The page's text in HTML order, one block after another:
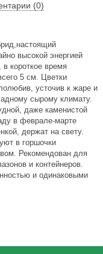
(0)
высокой энергией
в короткое время
5 см. Цветки
усточив к жаре и
сырому климату.
даже каменистой
в феврале-марте
держат на свету.
в горшочки
Рекомендован для
и контейнеров.
и одинаковыми